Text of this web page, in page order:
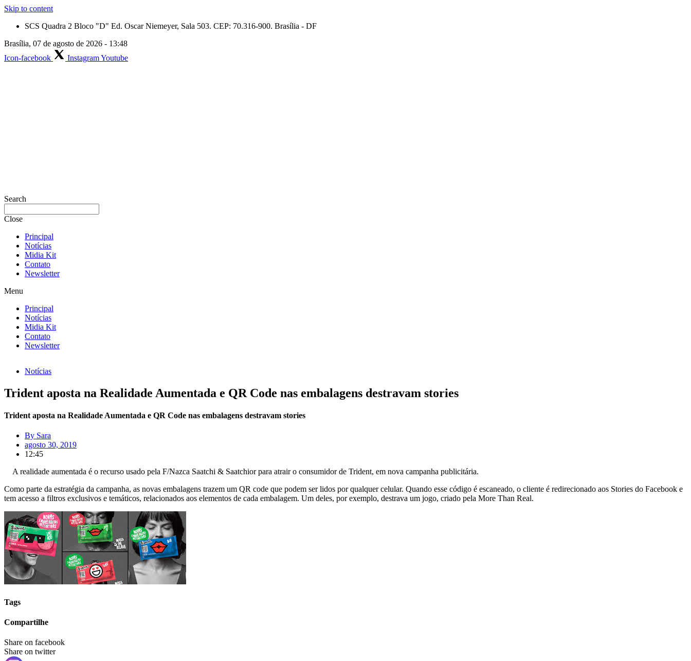
Skip to content
SCS Quadra 2 Bloco "D" Ed. Oscar Niemeyer, Sala 503. CEP: 70.316-900. Brasília - DF
Brasília, 07 de agosto de 2026 - 13:48
Icon-facebook
InstagramYoutube
Search
Close
Principal
Notícias
Midia Kit
Contato
Newsletter
Menu
Principal
Notícias
Midia Kit
Contato
Newsletter
Notícias
Trident aposta na Realidade Aumentada e QR Code nas embalagens destravam stories
Trident aposta na Realidade Aumentada e QR Code nas embalagens destravam stories
By Sara
agosto 30, 2019
12:45
A realidade aumentada é o recurso usado pela F/Nazca Saatchi & Saatchior para atrair o consumidor de Trident, em nova campanha publicitária.
Como parte da estratégia da campanha, as novas embalagens trazem um QR code que podem ser lidos por qualquer celular. Quando esse código é escaneado, o cliente é redirecionado aos Stories do Facebook e
tem acesso a filtros exclusivos e temáticos, relacionados aos elementos de cada embalagem. Um deles, por exemplo, destrava um jogo, criado pela More Than Real.
Tags
Compartilhe
Share on facebook
Share on twitter